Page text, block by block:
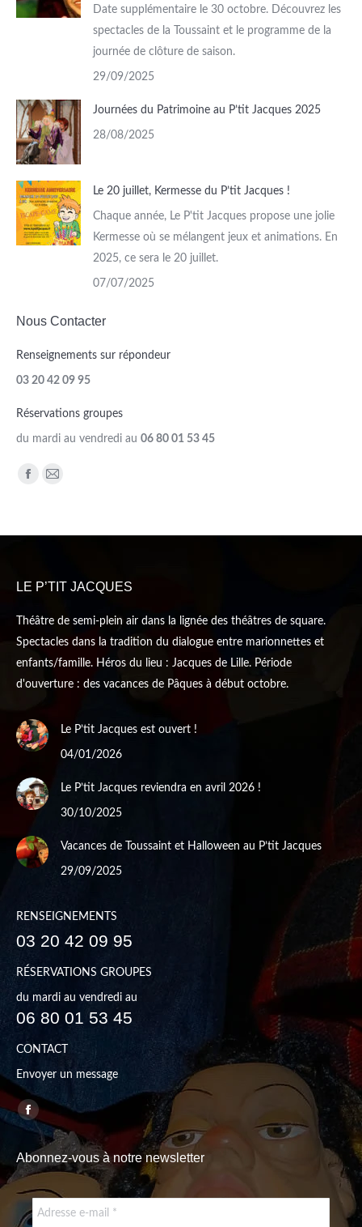
Date supplémentaire le 30 octobre. Découvrez les
spectacles de la Toussaint et le programme de la
journée de clôture de saison.
29/09/2025
Journées du Patrimoine au P’tit Jacques 2025
28/08/2025
Le 20 juillet, Kermesse du P’tit Jacques !
Chaque année, Le P'tit Jacques propose une jolie
Kermesse où se mélangent jeux et animations. En
2025, ce sera le 20 juillet.
07/07/2025
Nous Contacter
Renseignements sur répondeur
03 20 42 09 95
Réservations groupes
du mardi au vendredi au 06 80 01 53 45
Trouvez nous sur :
windowwindow
LE P’TIT JACQUES
Théâtre de semi-plein air dans la lignée des théâtres de square.
Spectacles dans la tradition du dialogue entre marionnettes et
enfants/famille. Héros du lieu : Jacques de Lille. Période
d'ouverture : des vacances de Pâques à début octobre.
Le P’tit Jacques est ouvert !
04/01/2026
Le P’tit Jacques reviendra en avril 2026 !
30/10/2025
Vacances de Toussaint et Halloween au P’tit Jacques
29/09/2025
RENSEIGNEMENTS
03 20 42 09 95
RÉSERVATIONS GROUPES
du mardi au vendredi au
06 80 01 53 45
CONTACT
Envoyer un message
Trouvez nous sur :
Facebook
page
opens
new
window
Abonnez-vous à notre newsletter